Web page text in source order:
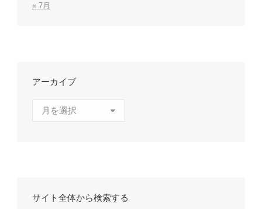
« 7月
アーカイブ
サイト全体から検索する